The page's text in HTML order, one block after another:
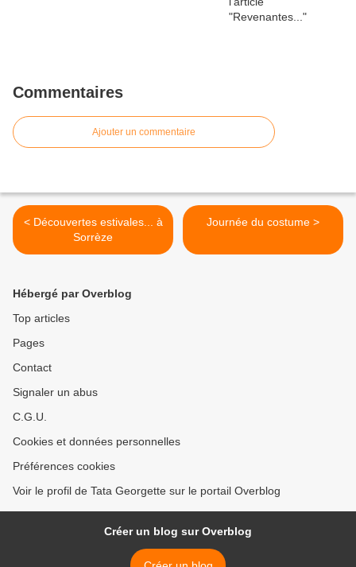
Commentaires
Ajouter un commentaire
< Découvertes estivales... à
Sorrèze
Journée du costume >
Hébergé par Overblog
Top articles
Pages
Contact
Signaler un abus
C.G.U.
Cookies et données personnelles
Préférences cookies
Voir le profil de Tata Georgette sur le portail Overblog
Créer un blog sur Overblog